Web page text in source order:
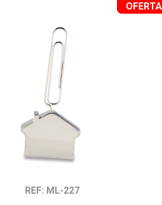
OFERTA
REF: ML-227